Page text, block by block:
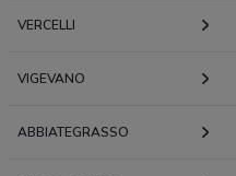
VERCELLI
VIGEVANO
ABBIATEGRASSO